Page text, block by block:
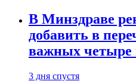
В Минздраве
добавить в
важных четыре
3 дня спустя